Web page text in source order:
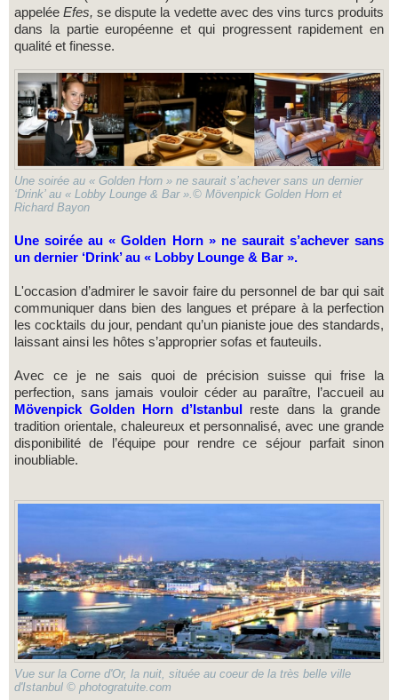
appelée Efes, se dispute la vedette avec des vins turcs produits
dans la partie européenne et qui progressent rapidement en
qualité et finesse.
Une soirée au « Golden Horn » ne saurait s’achever sans un dernier
‘Drink’ au « Lobby Lounge & Bar ».© Mövenpick Golden Horn et
Richard Bayon
Une soirée au « Golden Horn » ne saurait s’achever sans
un dernier ‘Drink’ au « Lobby Lounge & Bar ».
L'occasion d’admirer le savoir faire du personnel de bar qui sait
communiquer dans bien des langues et prépare à la perfection
les cocktails du jour, pendant qu’un pianiste joue des standards,
laissant ainsi les hôtes s’approprier sofas et fauteuils.
Avec ce je ne sais quoi de précision suisse qui frise la
perfection, sans jamais vouloir céder au paraître, l’accueil au
Mövenpick Golden Horn d’Istanbul reste dans la grande
tradition orientale, chaleureux et personnalisé, avec une grande
disponibilité de l’équipe pour rendre ce séjour parfait sinon
inoubliable.
Vue sur la Corne d'Or, la nuit, située au coeur de la très belle ville
d'Istanbul © photogratuite.com